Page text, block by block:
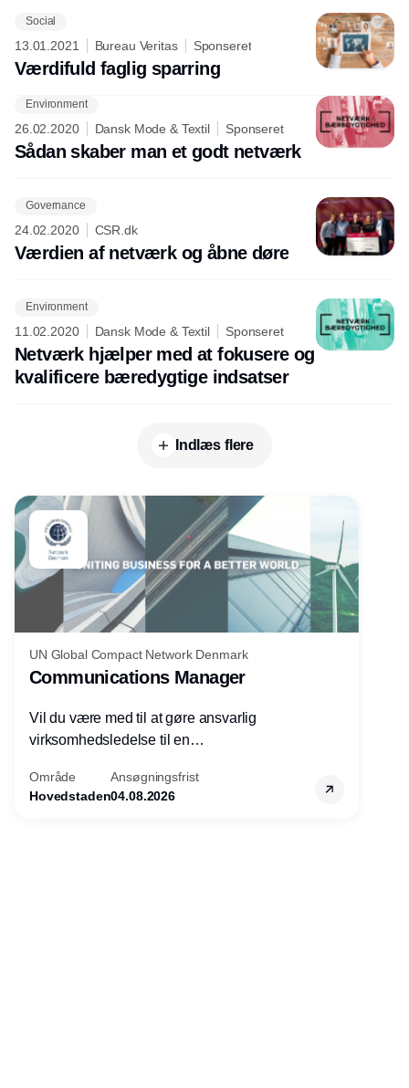
Social
13.01.2021 Bureau Veritas Sponseret
Værdifuld faglig sparring
Environment
26.02.2020 Dansk Mode & Textil Sponseret
Sådan skaber man et godt netværk
Governance
24.02.2020 CSR.dk
Værdien af netværk og åbne døre
Environment
11.02.2020 Dansk Mode & Textil Sponseret
Netværk hjælper med at fokusere og
kvalificere bæredygtige indsatser
Indlæs flere
UN Global Compact Network Denmark
Communications Manager
Vil du være med til at gøre ansvarlig
virksomhedsledelse til en
virksomheder?
Område
Hovedstaden
Ansøgningsfrist
04.08.2026